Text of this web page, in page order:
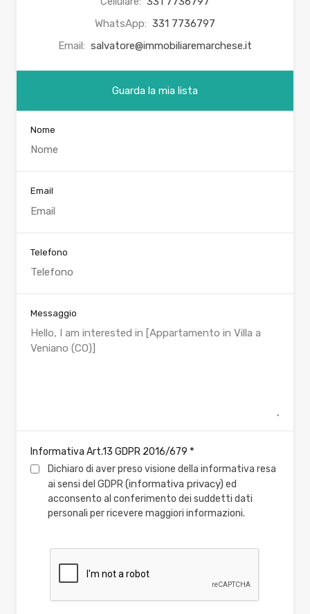
WhatsApp: 331 7736797
Email: salvatore@immobiliaremarchese.it
Guarda la mia lista
Nome
Email
Telefono
Messaggio
Informativa Art.13 GDPR 2016/679 *
Dichiaro di aver preso visione della informativa resa
ai sensi del GDPR(informativa privacy) ed
acconsento al conferimento dei suddetti dati
personali per ricevere maggiori informazioni.